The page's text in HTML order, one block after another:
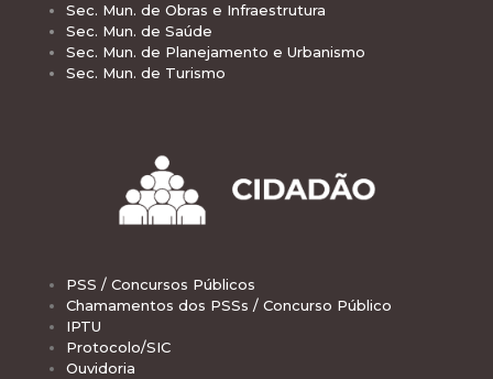
Sec. Mun. de Obras e Infraestrutura
Sec. Mun. de Saúde
Sec. Mun. de Planejamento e Urbanismo
Sec. Mun. de Turismo
PSS / Concursos Públicos
Chamamentos dos PSSs / Concurso Público
IPTU
Protocolo/SIC
Ouvidoria